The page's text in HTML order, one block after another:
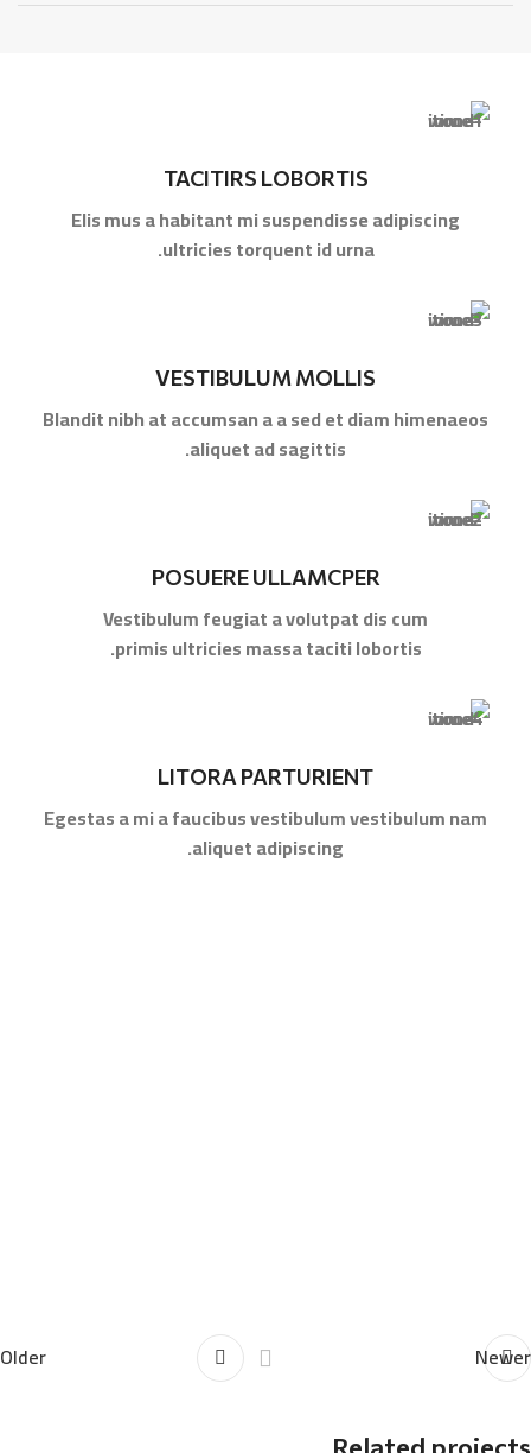
TACITIRS LOBORTIS
Elis mus a habitant mi suspendisse adipiscing
ultricies torquent id urna.
VESTIBULUM MOLLIS
Blandit nibh at accumsan a a sed et diam himenaeos
aliquet ad sagittis.
POSUERE ULLAMCPER
Vestibulum feugiat a volutpat dis cum
primis ultricies massa taciti lobortis.
LITORA PARTURIENT
Egestas a mi a faucibus vestibulum vestibulum nam
aliquet adipiscing.
Newer
Older
Related projects